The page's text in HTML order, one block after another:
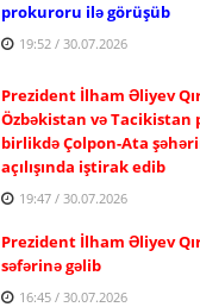
prokuroru ilə görüşüb
19:52 / 30.07.2026
Prezident İlham Əliyev
Özbəkistan və
birlikdə Çolpon-Ata
açılışında iştirak edib
19:47 / 30.07.2026
Prezident İlham Əliyev
səfərinə gəlib
16:45 / 30.07.2026